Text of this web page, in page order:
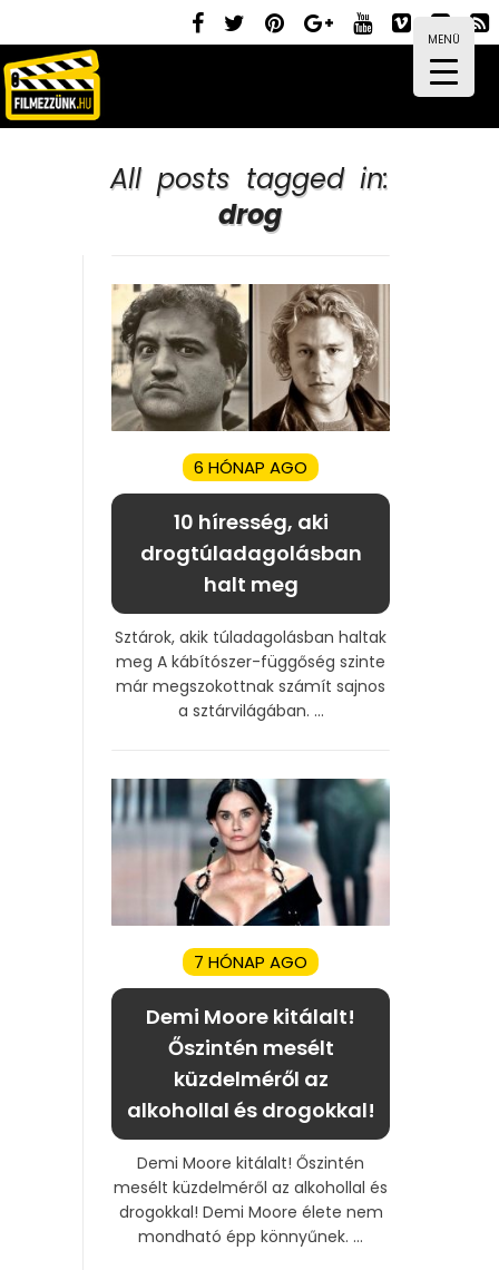
MENÜ
All posts tagged in:
drog
6 HÓNAP AGO
10 híresség, aki
drogtúladagolásban
halt meg
Sztárok, akik túladagolásban haltak
meg A kábítószer-függőség szinte
már megszokottnak számít sajnos
a sztárvilágában. ...
7 HÓNAP AGO
Demi Moore kitálalt!
Őszintén mesélt
küzdelméről az
alkohollal és drogokkal!
Demi Moore kitálalt! Őszintén
mesélt küzdelméről az alkohollal és
drogokkal! Demi Moore élete nem
mondható épp könnyűnek. ...